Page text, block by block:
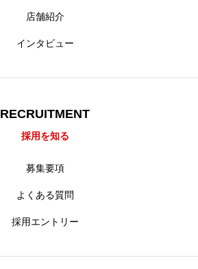
店舗紹介
インタビュー
RECRUITMENT
採用を知る
募集要項
よくある質問
採用エントリー